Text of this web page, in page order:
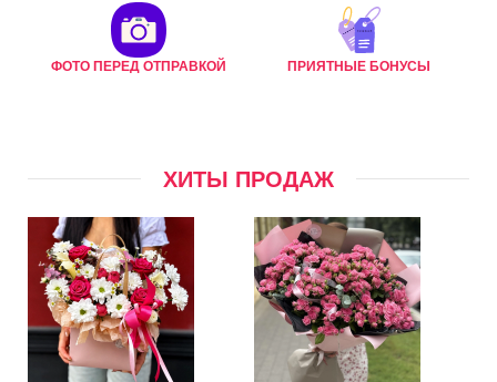
ФОТО ПЕРЕД ОТПРАВКОЙ ПРИЯТНЫЕ БОНУСЫ
ХИТЫ ПРОДАЖ